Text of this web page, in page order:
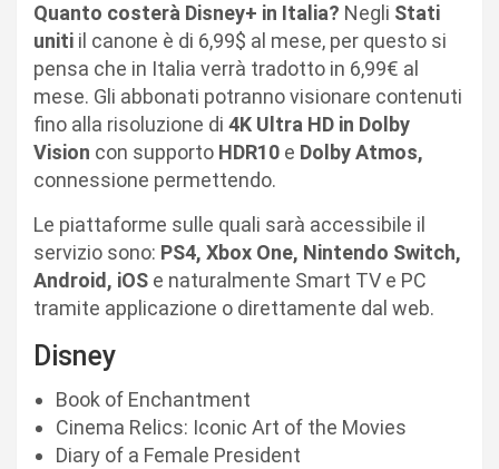
Quanto costerà Disney+ in Italia? Negli Stati
uniti il canone è di 6,99$ al mese, per questo si
pensa che in Italia verrà tradotto in 6,99€ al
mese. Gli abbonati potranno visionare contenuti
fino alla risoluzione di 4K Ultra HD in Dolby
Vision con supporto HDR10 e Dolby Atmos,
connessione permettendo.
Le piattaforme sulle quali sarà accessibile il
servizio sono: PS4, Xbox One, Nintendo Switch,
Android, iOS e naturalmente Smart TV e PC
tramite applicazione o direttamente dal web.
Disney
Book of Enchantment
Cinema Relics: Iconic Art of the Movies
Diary of a Female President